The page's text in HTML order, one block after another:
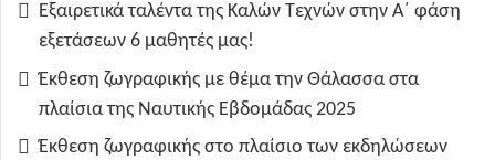
Εξαιρετικά ταλέντα της Καλών Τεχνών στην Α΄ φάση
εξετάσεων 6 μαθητές μας!
Έκθεση ζωγραφικής με θέμα την Θάλασσα στα
πλαίσια της Ναυτικής Εβδομάδας 2025
Έκθεση ζωγραφικής στο πλαίσιο των εκδηλώσεων